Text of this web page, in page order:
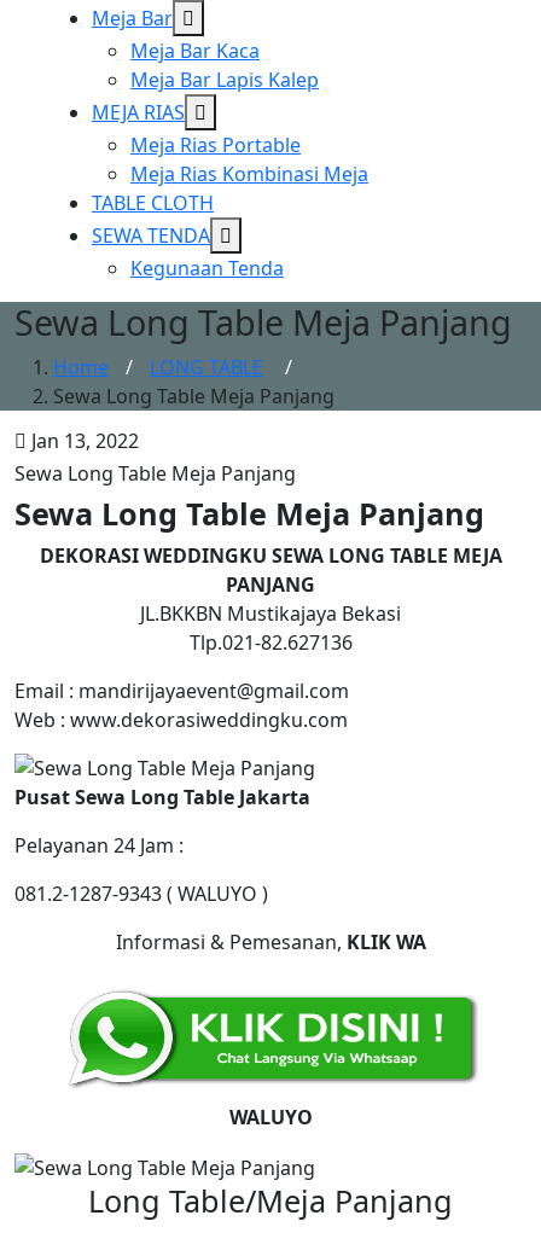
Meja Bar Show
sub
menu
Meja Bar Kaca
Meja Bar Lapis Kalep
MEJA RIAS Show
sub
menu
Meja Rias Portable
Meja Rias Kombinasi Meja
TABLE CLOTH
SEWA TENDA Show
sub
Kegunaan Tenda
Sewa Long Table Meja Panjang
Home / LONG TABLE
/
Sewa Long Table Meja Panjang
Jan 13, 2022
Sewa Long Table Meja Panjang
Sewa Long Table Meja Panjang
DEKORASI WEDDINGKU SEWA LONG TABLE MEJA
PANJANG
JL.BKKBN Mustikajaya Bekasi
Tlp.021-82.627136
Email : mandirijayaevent@gmail.com
Web : www.dekorasiweddingku.com
Pusat Sewa Long Table Jakarta
Pelayanan 24 Jam :
081.2-1287-9343 ( WALUYO )
Informasi & Pemesanan, KLIK WA
WALUYO
Long Table/Meja Panjang